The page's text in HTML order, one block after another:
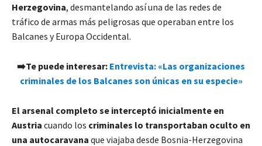
Herzegovina, desmantelando así una de las redes de
tráfico de armas más peligrosas que operaban entre los
Balcanes y Europa Occidental.
➡️Te puede interesar: Entrevista: «Las organizaciones
criminales de los Balcanes son únicas en su especie»
El arsenal completo se interceptó inicialmente en
Austria cuando los criminales lo transportaban oculto en
una autocaravana que viajaba desde Bosnia-Herzegovina